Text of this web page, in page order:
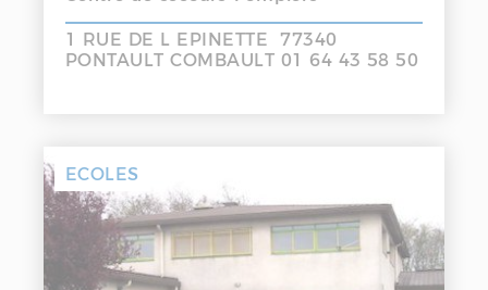
1 RUE DE L EPINETTE 77340
PONTAULT COMBAULT 01 64 43 58 50
ECOLES